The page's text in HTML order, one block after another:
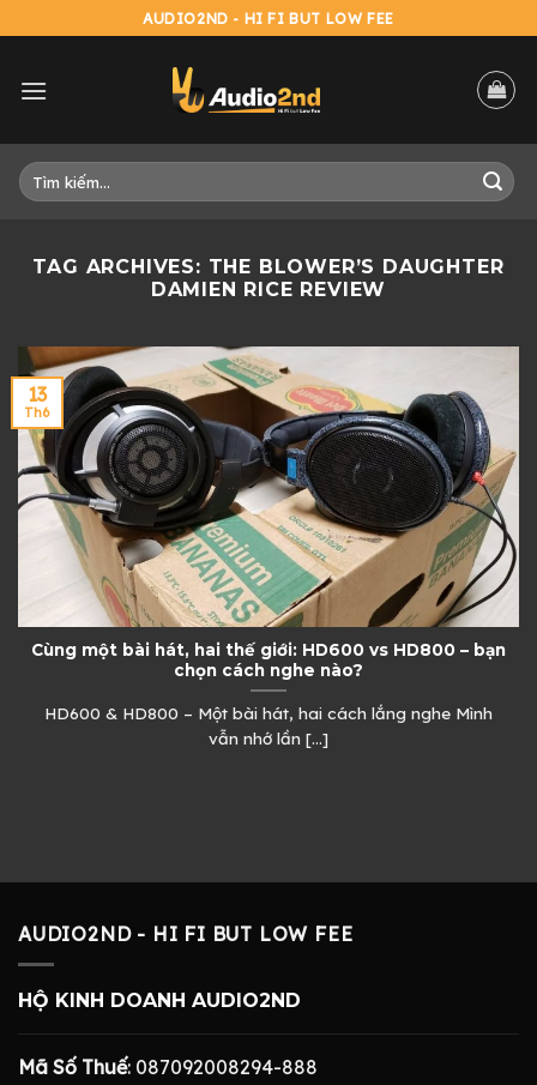
to
AUDIO2ND - HI FI BUT LOW FEE
Tìm
kiếm:
TAG ARCHIVES: THE BLOWER’S DAUGHTER
DAMIEN RICE REVIEW
Cùng một bài hát, hai thế giới: HD600 vs HD800 – bạn
chọn cách nghe nào?
HD600 & HD800 – Một bài hát, hai cách lắng nghe Mình
vẫn nhớ lần [...]
13
Th6
AUDIO2ND - HI FI BUT LOW FEE
HỘ KINH DOANH AUDIO2ND
Mã Số Thuế: 087092008294-888